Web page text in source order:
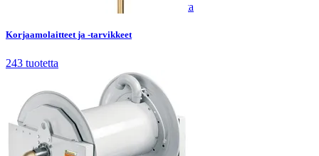
tuotetta
Korjaamolaitteet ja -tarvikkeet
243 tuotetta